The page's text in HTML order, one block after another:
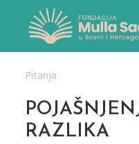
Pitanja
RAZLIKA